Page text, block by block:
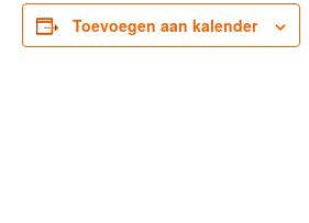
Toevoegen aan kalender